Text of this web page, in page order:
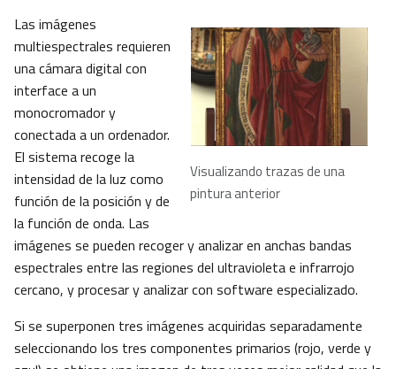
Visualizando trazas de una
pintura anterior
Las imágenes
multiespectrales requieren
una cámara digital con
interface a un
monocromador y
conectada a un ordenador.
El sistema recoge la
intensidad de la luz como
función de la posición y de
la función de onda. Las
imágenes se pueden recoger y analizar en anchas bandas
espectrales entre las regiones del ultravioleta e infrarrojo
cercano, y procesar y analizar con software especializado.
Si se superponen tres imágenes acquiridas separadamente
seleccionando los tres componentes primarios (rojo, verde y